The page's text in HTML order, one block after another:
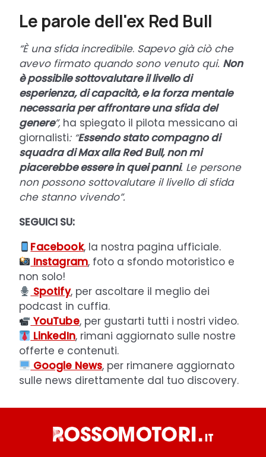
Le parole dell'ex Red Bull
“È una sfida incredibile. Sapevo già ciò che
avevo firmato quando sono venuto qui. Non
è possibile sottovalutare il livello di
esperienza, di capacità, e la forza mentale
necessaria per affrontare una sfida del
genere”, ha spiegato il pilota messicano ai
giornalisti: “Essendo stato compagno di
squadra di Max alla Red Bull, non mi
piacerebbe essere in quei panni. Le persone
non possono sottovalutare il livello di sfida
che stanno vivendo”.
SEGUICI SU:
Facebook, la nostra pagina ufficiale.
Instagram, foto a sfondo motoristico e
non solo!
Spotify, per ascoltare il meglio dei
podcast in cuffia.
YouTube, per gustarti tutti i nostri video.
LinkedIn, rimani aggiornato sulle nostre
offerte e contenuti.
Google News, per rimanere aggiornato
sulle news direttamente dal tuo discovery.